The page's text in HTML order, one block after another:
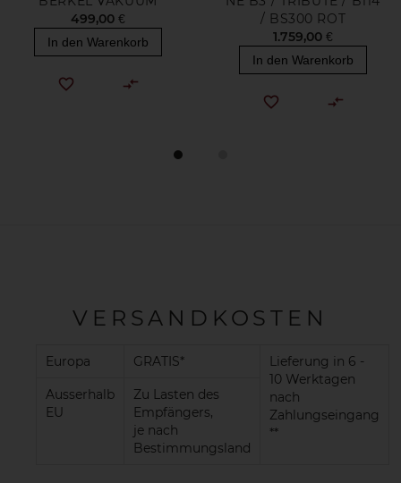
499,00 €
In den Warenkorb
/ BS300 ROT
1.759,00 €
In den Warenkorb
VERSANDKOSTEN
Europa GRATIS*
Lieferung in 6 -
10 Werktagen
nach
Zahlungseingang
**
Ausserhalb
EU
Zu Lasten des
Empfängers,
je nach
Bestimmungsland